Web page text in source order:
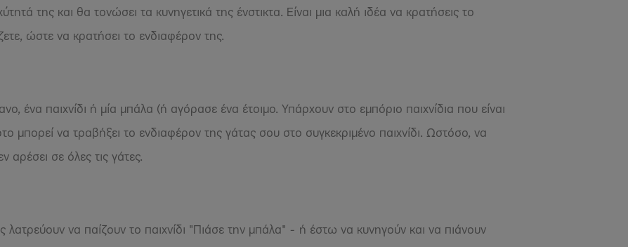
της και θα τονώσει τα κυνηγετικά της ένστικτα. Είναι μια καλή ιδέα να κρατήσεις το
ώστε να κρατήσει το ενδιαφέρον της.
ένα παιχνίδι ή μία μπάλα (ή αγόρασε ένα έτοιμο. Υπάρχουν στο εμπόριο παιχνίδια που είναι
μπορεί να τραβήξει το ενδιαφέρον της γάτας σου στο συγκεκριμένο παιχνίδι. Ωστόσο, να
αρέσει σε όλες τις γάτες.
λατρεύουν να παίζουν το παιχνίδι "Πιάσε την μπάλα" - ή έστω να κυνηγούν και να πιάνουν